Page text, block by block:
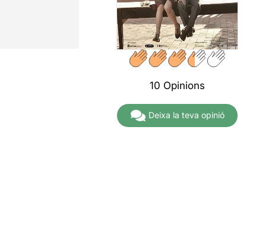
10 Opinions
Deixa la teva opinió